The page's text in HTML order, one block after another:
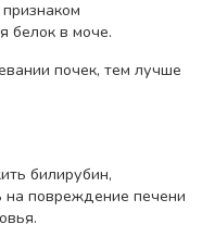
белок в моче.
почек, тем лучше
билирубин,
на повреждение печени